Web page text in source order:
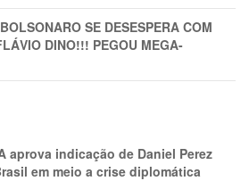
SE DESESPERA COM
DINO!!! PEGOU MEGA-
aprova indicação de Daniel Perez
em meio a crise diplomática